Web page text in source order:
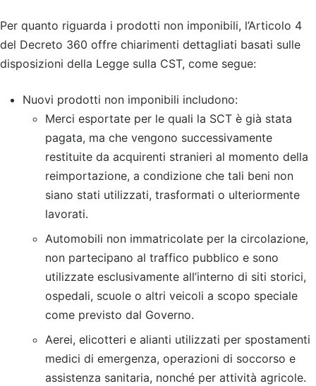
Per quanto riguarda i prodotti non imponibili, l’Articolo 4
del Decreto 360 offre chiarimenti dettagliati basati sulle
disposizioni della Legge sulla CST, come segue:
Nuovi prodotti non imponibili includono:
Merci esportate per le quali la SCT è già stata
pagata, ma che vengono successivamente
restituite da acquirenti stranieri al momento della
reimportazione, a condizione che tali beni non
siano stati utilizzati, trasformati o ulteriormente
lavorati.
Automobili non immatricolate per la circolazione,
non partecipano al traffico pubblico e sono
utilizzate esclusivamente all’interno di siti storici,
ospedali, scuole o altri veicoli a scopo speciale
come previsto dal Governo.
Aerei, elicotteri e alianti utilizzati per spostamenti
medici di emergenza, operazioni di soccorso e
assistenza sanitaria, nonché per attività agricole.